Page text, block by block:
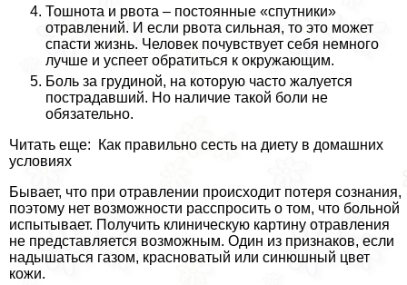
Тошнота и рвота – постоянные «спутники»
отравлений. И если рвота сильная, то это может
спасти жизнь. Человек почувствует себя немного
лучше и успеет обратиться к окружающим.
Боль за гpyдиной, на которую часто жалуется
пострадавший. Но наличие такой боли не
обязательно.
Читать еще: Как правильно сесть на диету в домашних
условиях
Бывает, что при отравлении происходит потеря сознания,
поэтому нет возможности расспросить о том, что больной
испытывает. Получить клиническую картину отравления
не представляется возможным. Один из признаков, если
надышаться газом, красноватый или синюшный цвет
кожи.